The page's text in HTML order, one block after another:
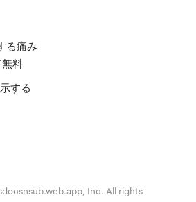
る痛み
料
する
Inc. All rights